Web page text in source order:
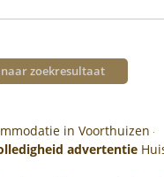
zoekresultaat
in Voorthuizen
advertentie